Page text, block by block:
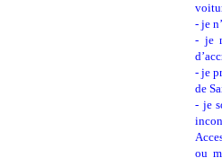
- je
- je
- je
de
- je
ou